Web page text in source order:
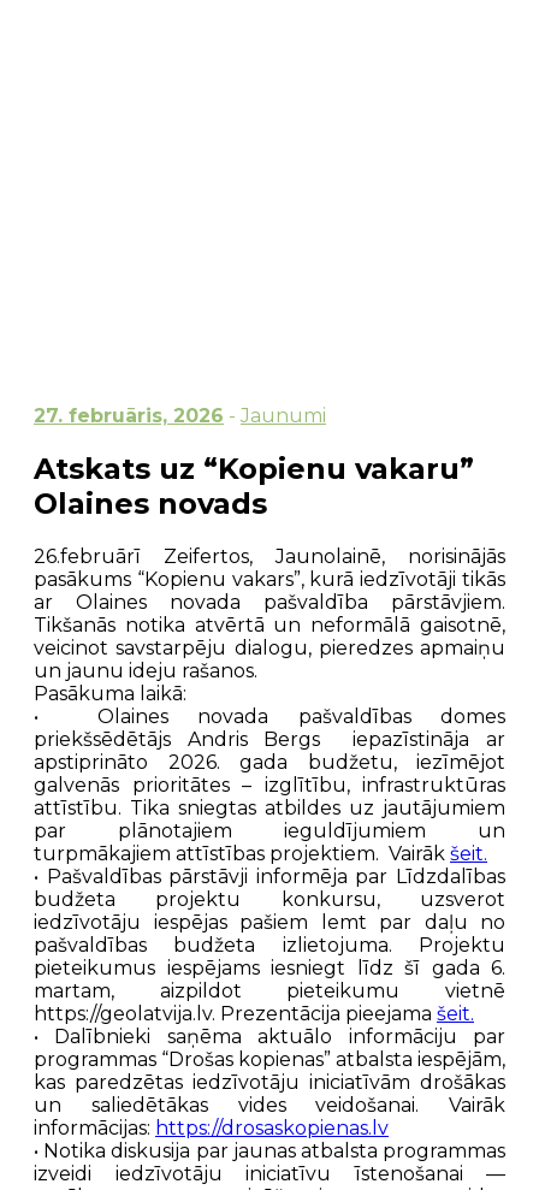
27. februāris, 2026 - Jaunumi
Atskats uz “Kopienu vakaru”
Olaines novads
26.februārī Zeifertos, Jaunolainē, norisinājās
pasākums “Kopienu vakars”, kurā iedzīvotāji tikās
ar Olaines novada pašvaldība pārstāvjiem.
Tikšanās notika atvērtā un neformālā gaisotnē,
veicinot savstarpēju dialogu, pieredzes apmaiņu
un jaunu ideju rašanos.
Pasākuma laikā:
• Olaines novada pašvaldības domes
priekšsēdētājs Andris Bergs iepazīstināja ar
apstiprināto 2026. gada budžetu, iezīmējot
galvenās prioritātes – izglītību, infrastruktūras
attīstību. Tika sniegtas atbildes uz jautājumiem
par plānotajiem ieguldījumiem un
turpmākajiem attīstības projektiem. Vairāk šeit.
• Pašvaldības pārstāvji informēja par Līdzdalības
budžeta projektu konkursu, uzsverot
iedzīvotāju iespējas pašiem lemt par daļu no
pašvaldības budžeta izlietojuma. Projektu
pieteikumus iespējams iesniegt līdz šī gada 6.
martam, aizpildot pieteikumu vietnē
https://geolatvija.lv. Prezentācija pieejama šeit.
• Dalībnieki saņēma aktuālo informāciju par
programmas “Drošas kopienas” atbalsta iespējām,
kas paredzētas iedzīvotāju iniciatīvām drošākas
un saliedētākas vides veidošanai. Vairāk
informācijas: https://drosaskopienas.lv
• Notika diskusija par jaunas atbalsta programmas
izveidi iedzīvotāju iniciatīvu īstenošanai —